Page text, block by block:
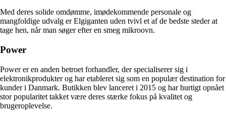
Med deres solide omdømme, imødekommende personale og
mangfoldige udvalg er Elgiganten uden tvivl et af de bedste steder at
tage hen, når man søger efter en smeg mikroovn.
Power
Power er en anden betroet forhandler, der specialiserer sig i
elektronikprodukter og har etableret sig som en populær destination for
kunder i Danmark. Butikken blev lanceret i 2015 og har hurtigt opnået
stor popularitet takket være deres stærke fokus på kvalitet og
brugeroplevelse.